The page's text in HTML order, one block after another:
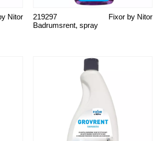
Nitor
Badrumsrent, spray
Fixor by Nitor
219297